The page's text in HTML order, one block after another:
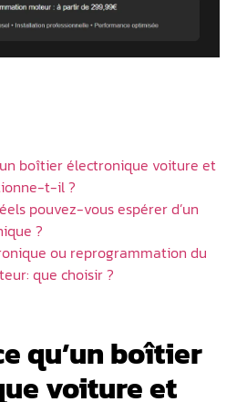
boîtier électronique voiture et
t-il ?
pouvez-vous espérer d’un
?
ou reprogrammation du
que choisir ?
qu’un boîtier
voiture et